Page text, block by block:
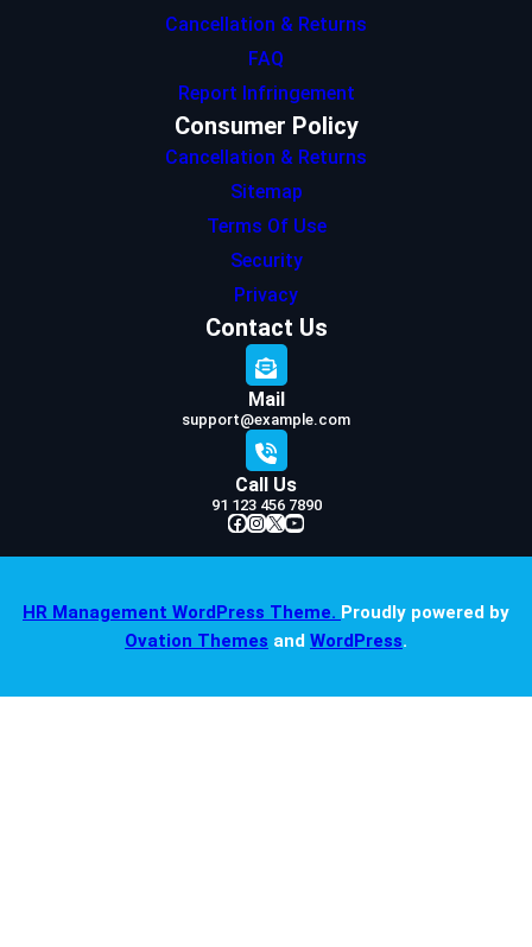
Cancellation & Returns
FAQ
Report Infringement
Consumer Policy
Cancellation & Returns
Sitemap
Terms Of Use
Security
Privacy
Contact Us
Mail
support@example.com
Call Us
91 123 456 7890
Facebook InstagramX YouTube
HR Management WordPress Theme. Proudly powered by
Ovation Themes and WordPress.